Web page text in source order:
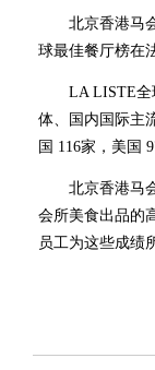
北京香港马会
球最佳餐厅榜在
LA LISTE全球
体、国内国际主
国 116家，美国
北京香港马会
会所美食出品的
员工为这些成绩